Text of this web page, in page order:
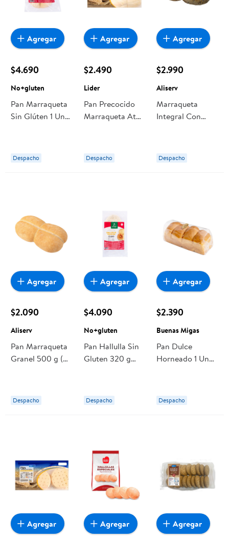
$4.690
No+gluten
Pan Marraqueta
Sin Glúten 1 Un
Despacho
Agregar
$2.490
Lider
Pan Precocido
Marraqueta Atm
Despacho
Agregar
$2.990
Aliserv
Marraqueta
Integral Con
Despacho
Agregar
$2.090
Aliserv
Pan Marraqueta
Granel 500 g (5
Despacho
Agregar
$4.090
No+gluten
Pan Hallulla Sin
Gluten 320 g
Despacho
Agregar
$2.390
Buenas Migas
Pan Dulce
Horneado 1 Un
Despacho
Agregar
Agregar Agregar Agregar